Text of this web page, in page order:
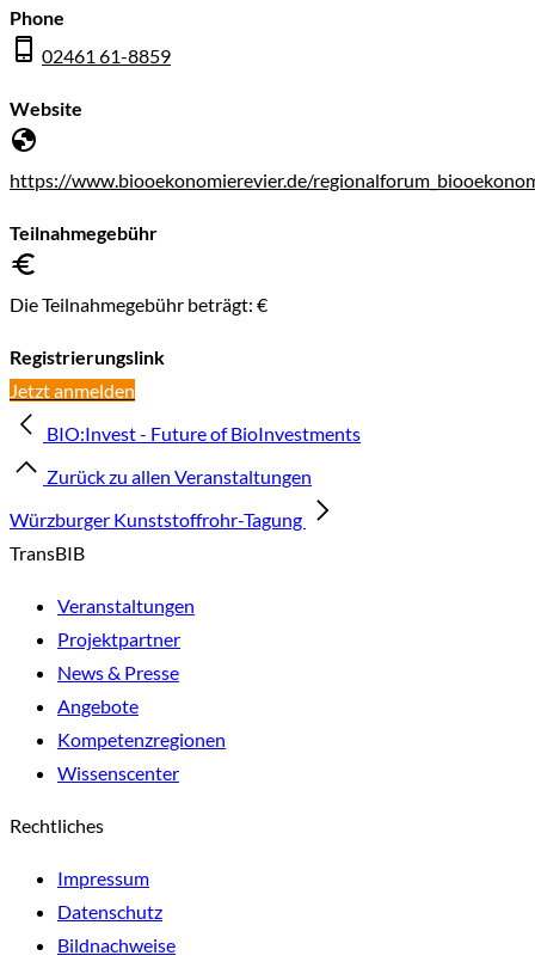
Phone
02461 61-8859
Website
https://www.biooekonomierevier.de/
Teilnahmegebühr
Die Teilnahmegebühr beträgt: €
Registrierungslink
Jetzt anmelden
BIO:Invest - Future of BioInvestments
Zurück zu allen Veranstaltungen
Würzburger Kunststoffrohr-Tagung
TransBIB
Veranstaltungen
Projektpartner
News & Presse
Angebote
Kompetenzregionen
Wissenscenter
Rechtliches
Impressum
Datenschutz
Bildnachweise